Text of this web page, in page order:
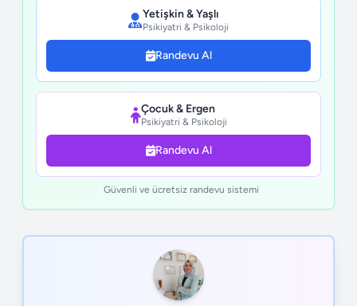
Yetişkin & Yaşlı
Psikiyatri & Psikoloji
Randevu Al
Çocuk & Ergen
Psikiyatri & Psikoloji
Randevu Al
Güvenli ve ücretsiz randevu sistemi